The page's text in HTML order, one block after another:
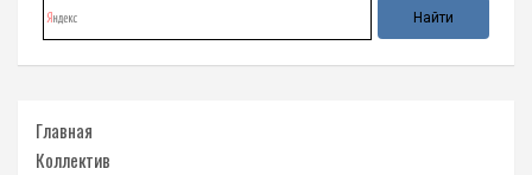
Главная
Коллектив